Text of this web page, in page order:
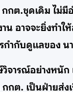
กต.ชุดเดิม ไม่มี
น อาจจะยิ่งทำใ
กำกับดูแลของ น
จารณ์อย่างหนัก
กกต. เป็นฝ่ายส่ง